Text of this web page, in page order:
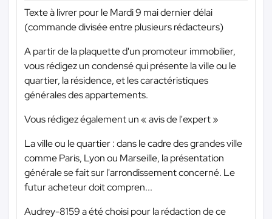
Texte à livrer pour le Mardi 9 mai dernier délai
(commande divisée entre plusieurs rédacteurs)
A partir de la plaquette d'un promoteur immobilier,
vous rédigez un condensé qui présente la ville ou le
quartier, la résidence, et les caractéristiques
générales des appartements.
Vous rédigez également un « avis de l'expert »
La ville ou le quartier : dans le cadre des grandes ville
comme Paris, Lyon ou Marseille, la présentation
générale se fait sur l'arrondissement concerné. Le
futur acheteur doit compren...
Audrey-8159 a été choisi pour la rédaction de ce